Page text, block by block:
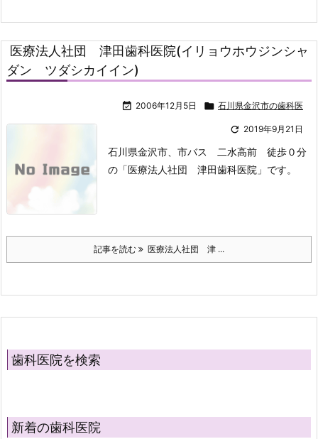
医療法人社団 津田歯科医院(イリョウホウジンシャ
ダン ツダシカイイン)
 2006年12月5日  石川県金沢市の歯科医
 2019年9月21日
石川県金沢市、市バス 二水高前 徒歩０分
の「医療法人社団 津田歯科医院」です。
記事を読む 医療法人社団 津 ...
歯科医院を検索
新着の歯科医院